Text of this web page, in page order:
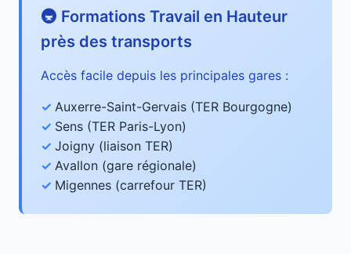
🚇 Formations Travail en Hauteur
près des transports
Accès facile depuis les principales gares :
Auxerre-Saint-Gervais (TER Bourgogne)
Sens (TER Paris-Lyon)
Joigny (liaison TER)
Avallon (gare régionale)
Migennes (carrefour TER)